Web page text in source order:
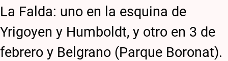
La Falda: uno en la esquina de
Yrigoyen y Humboldt, y otro en 3 de
febrero y Belgrano (Parque Boronat).